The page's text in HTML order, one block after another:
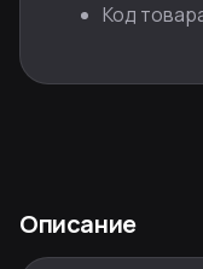
Код
Описание